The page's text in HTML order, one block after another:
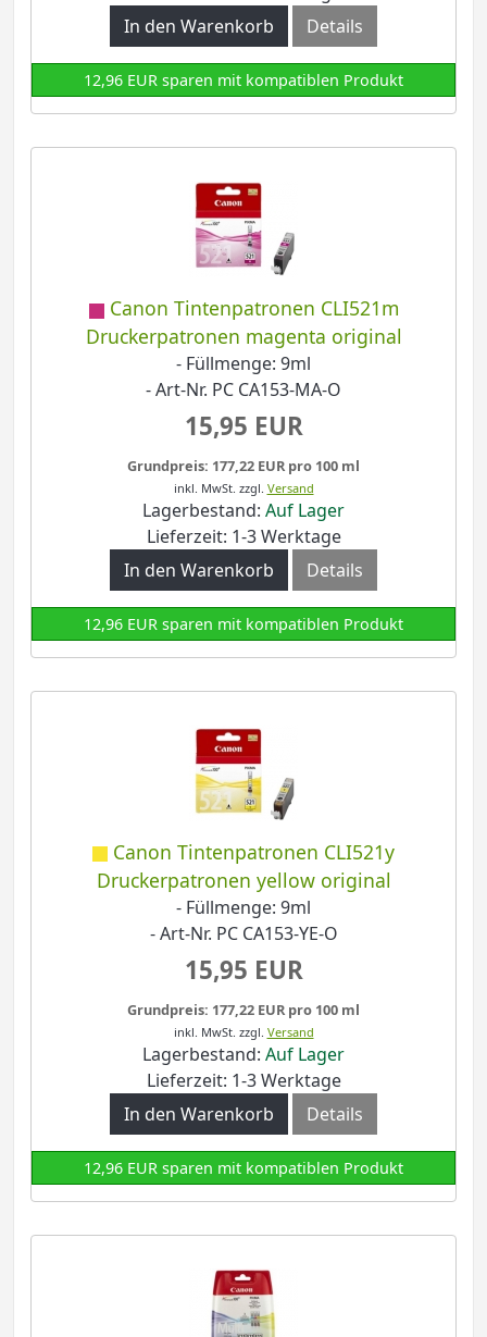
In den Warenkorb
Details
12,96 EUR sparen mit kompatiblen Produkt
Canon Tintenpatronen CLI521m
Druckerpatronen magenta original
- Füllmenge: 9ml
- Art-Nr. PC CA153-MA-O
15,95 EUR
Grundpreis: 177,22 EUR pro 100 ml
inkl. MwSt. zzgl. Versand
Lagerbestand: Auf Lager
Lieferzeit: 1-3 Werktage
In den Warenkorb
Details
12,96 EUR sparen mit kompatiblen Produkt
Canon Tintenpatronen CLI521y
Druckerpatronen yellow original
- Füllmenge: 9ml
- Art-Nr. PC CA153-YE-O
15,95 EUR
Grundpreis: 177,22 EUR pro 100 ml
inkl. MwSt. zzgl. Versand
Lagerbestand: Auf Lager
Lieferzeit: 1-3 Werktage
In den Warenkorb
Details
12,96 EUR sparen mit kompatiblen Produkt